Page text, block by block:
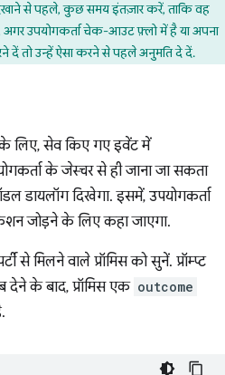
दिखाने से पहले, कुछ समय इंतज़ार करें, ताकि वह
उपयोगकर्ता चेक-आउट फ़्लो में है या अपना
दें तो उन्हें ऐसा करने से पहले अनुमति दे दें.
के लिए, सेव किए गए इवेंट में
के जेस्चर से ही जाना जा सकता
डायलॉग दिखेगा. इसमें, उपयोगकर्ता
जोड़ने के लिए कहा जाएगा.
से मिलने वाले प्रॉमिस को सुनें. प्रॉम्प्ट
के बाद, प्रॉमिस एक outcome